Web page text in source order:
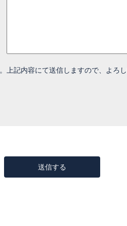
上記内容にて送信しますので、よろ